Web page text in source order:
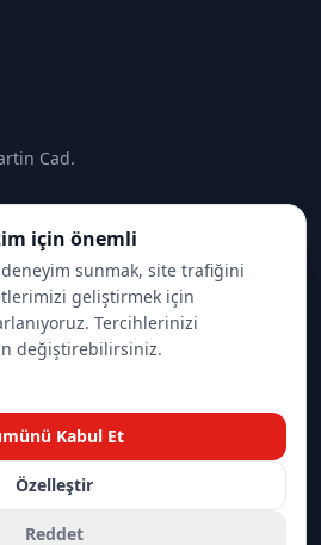
Cad.
— Tüm hakları saklıdır.
İade Politikası
için önemli
sunmak, site trafiğini
geliştirmek için
Tercihlerinizi
değiştirebilirsiniz.
Kabul Et
Özelleştir
Reddet